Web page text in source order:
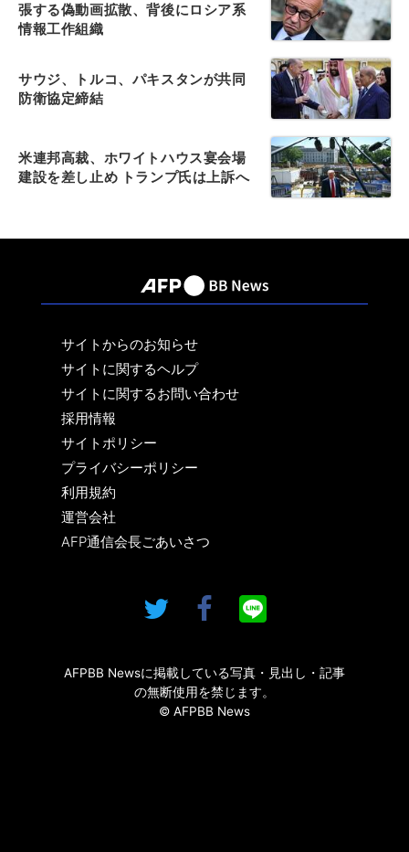
張する偽動画拡散、背後にロシア系
情報工作組織
サウジ、トルコ、パキスタンが共同
防衛協定締結
米連邦高裁、ホワイトハウス宴会場
建設を差し止め トランプ氏は上訴へ
サイトからのお知らせ
サイトに関するヘルプ
サイトに関するお問い合わせ
採用情報
サイトポリシー
プライバシーポリシー
利用規約
運営会社
AFP通信会長ごあいさつ
AFPBB Newsに掲載している写真・見出し・記事
の無断使用を禁じます。
© AFPBB News